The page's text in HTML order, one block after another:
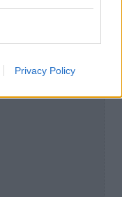
Privacy Policy